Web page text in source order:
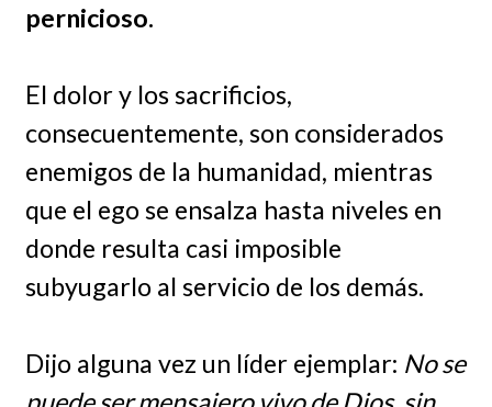
pernicioso.
El dolor y los sacrificios,
consecuentemente, son considerados
enemigos de la humanidad, mientras
que el ego se ensalza hasta niveles en
donde resulta casi imposible
subyugarlo al servicio de los demás.
Dijo alguna vez un líder ejemplar: No se